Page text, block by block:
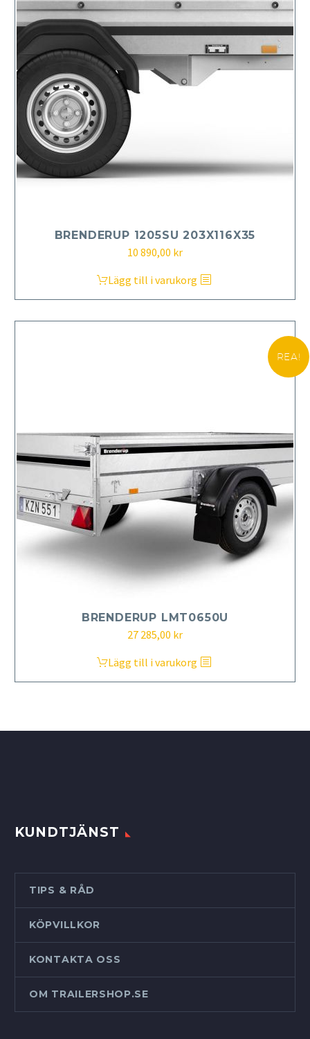
BRENDERUP 1205SU 203X116X35
10 890,00 kr
Lägg till i varukorg
REA!
BRENDERUP LMT0650U
Det
priset
var:
27 285,00 krDet
priset
är:
Lägg till i varukorg
KUNDTJÄNST
TIPS & RÅD
KÖPVILLKOR
KONTAKTA OSS
OM TRAILERSHOP.SE